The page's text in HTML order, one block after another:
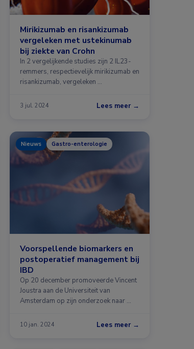
Mirikizumab en risankizumab
vergeleken met ustekinumab
bij ziekte van Crohn
In 2 vergelijkende studies zijn 2 IL23-
remmers, respectievelijk mirikizumab en
risankizumab, vergeleken …
3 jul. 2024 Lees meer →
Nieuws Gastro-enterologie
Voorspellende biomarkers en
postoperatief management bij
IBD
Op 20 december promoveerde Vincent
Joustra aan de Universiteit van
Amsterdam op zijn onderzoek naar …
10 jan. 2024 Lees meer →